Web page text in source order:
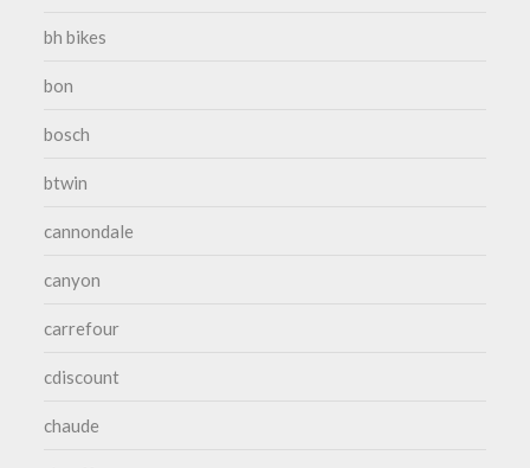
bh bikes
bon
bosch
btwin
cannondale
canyon
carrefour
cdiscount
chaude